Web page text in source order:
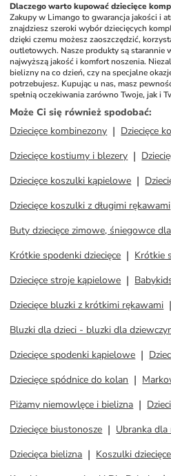
Dlaczego warto kupować dziecięce
Zakupy w Limango to gwarancja jakości i
znajdziesz szeroki wybór dziecięcych
dzięki czemu możesz zaoszczędzić,
outletowych. Nasze produkty są starannie
najwyższą jakość i komfort noszenia.
bielizny na co dzień, czy na specjalne
potrzebujesz. Kupując u nas, masz
spełnią oczekiwania zarówno Twoje, jak i
Może Ci się również spodobać:
Dziecięce kombinezony
Dziecięce
Dziecięce kostiumy i blezery
Dziecięce koszulki kąpielowe
Dziecięce koszulki z długimi rękawami
Buty dziecięce zimowe, śniegowce
Krótkie spodenki dziecięce
Krótkie
Dziecięce stroje kąpielowe
Dziecięce bluzki z krótkimi rękawami
Bluzki dla dzieci - bluzki dla
Dziecięce spodenki kąpielowe
Dziecięce spódnice do kolan
Piżamy niemowlęce i bielizna
Dziecięce biustonosze
Ubranka
Dziecięca bielizna
Koszulki